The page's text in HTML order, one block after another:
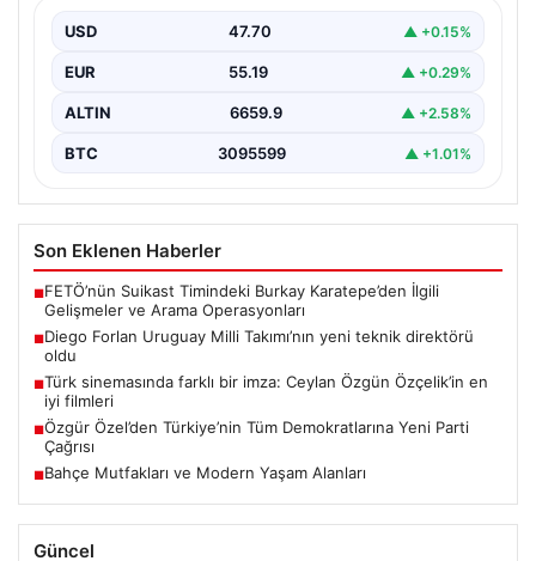
USD 47.70 ▲ +0.15%
EUR 55.19 ▲ +0.29%
ALTIN 6659.9 ▲ +2.58%
BTC 3095599 ▲ +1.01%
Son Eklenen Haberler
■FETÖ’nün Suikast Timindeki Burkay Karatepe’den İlgili
Gelişmeler ve Arama Operasyonları
■Diego Forlan Uruguay Milli Takımı’nın yeni teknik direktörü
oldu
■Türk sinemasında farklı bir imza: Ceylan Özgün Özçelik’in en
iyi filmleri
■Özgür Özel’den Türkiye’nin Tüm Demokratlarına Yeni Parti
Çağrısı
■Bahçe Mutfakları ve Modern Yaşam Alanları
Güncel